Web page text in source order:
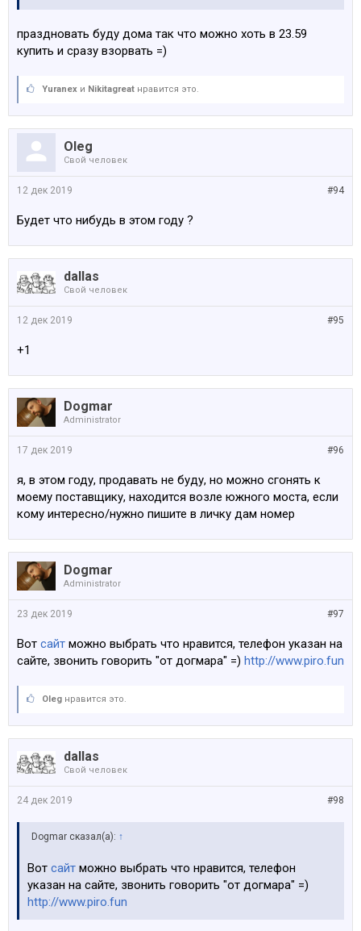
праздновать буду дома так что можно хоть в 23.59
купить и сразу взорвать =)
Yuranex и Nikitagreat нравится это.
Oleg
Свой человек
#94
12 дек 2019
Будет что нибудь в этом году ?
dallas
Свой человек
#95
12 дек 2019
+1
Dogmar
Administrator
#96
17 дек 2019
я, в этом году, продавать не буду, но можно сгонять к
моему поставщику, находится возле южного моста, если
кому интересно/нужно пишите в личку дам номер
Dogmar
Administrator
#97
23 дек 2019
Вот сайт можно выбрать что нравится, телефон указан на
сайте, звонить говорить "от догмара" =) http://www.piro.fun
Oleg нравится это.
dallas
Свой человек
#98
24 дек 2019
Dogmar сказал(а): ↑
Вот сайт можно выбрать что нравится, телефон
указан на сайте, звонить говорить "от догмара" =)
http://www.piro.fun